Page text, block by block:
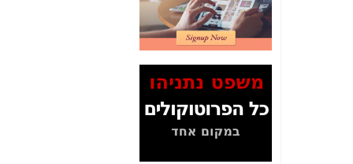
2" על תעלולי השר
משה כחלון -כאן
המשך חשיפת הבלוף
ששמו "מהפיכת
הסלולר" ואיך מסרסים
כאן
סיכום ביקור בסיליקון